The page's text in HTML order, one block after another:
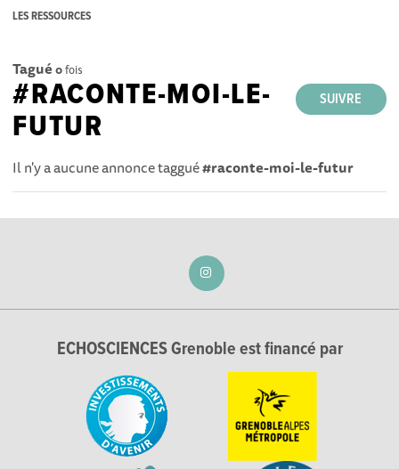
LES RESSOURCES
Tagué 0fois
SUIVRE
#RACONTE-MOI-LE-
FUTUR
Il n'y a aucune annonce taggué#raconte-moi-le-futur
ECHOSCIENCES Grenoble est financé par